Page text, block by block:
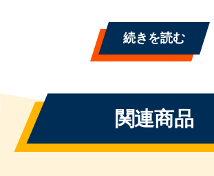
続きを読む
関連商品